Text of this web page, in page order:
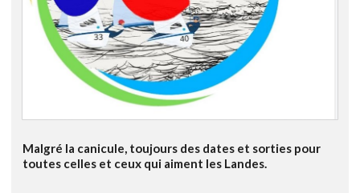
Malgré la canicule, toujours des dates et sorties pour
toutes celles et ceux qui aiment les Landes.